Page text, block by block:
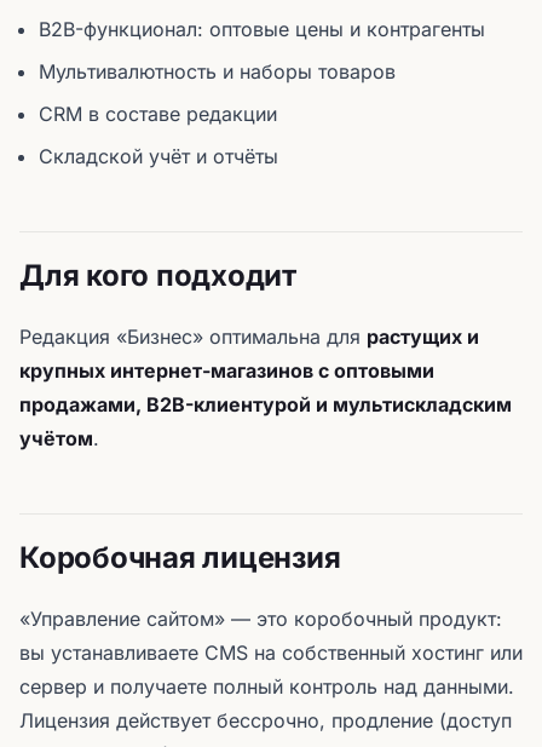
B2B-функционал: оптовые цены и контрагенты
Мультивалютность и наборы товаров
CRM в составе редакции
Складской учёт и отчёты
Для кого подходит
Редакция «Бизнес» оптимальна для растущих и
крупных интернет-магазинов с оптовыми
продажами, B2B-клиентурой и мультискладским
учётом.
Коробочная лицензия
«Управление сайтом» — это коробочный продукт:
вы устанавливаете CMS на собственный хостинг или
сервер и получаете полный контроль над данными.
Лицензия действует бессрочно, продление (доступ